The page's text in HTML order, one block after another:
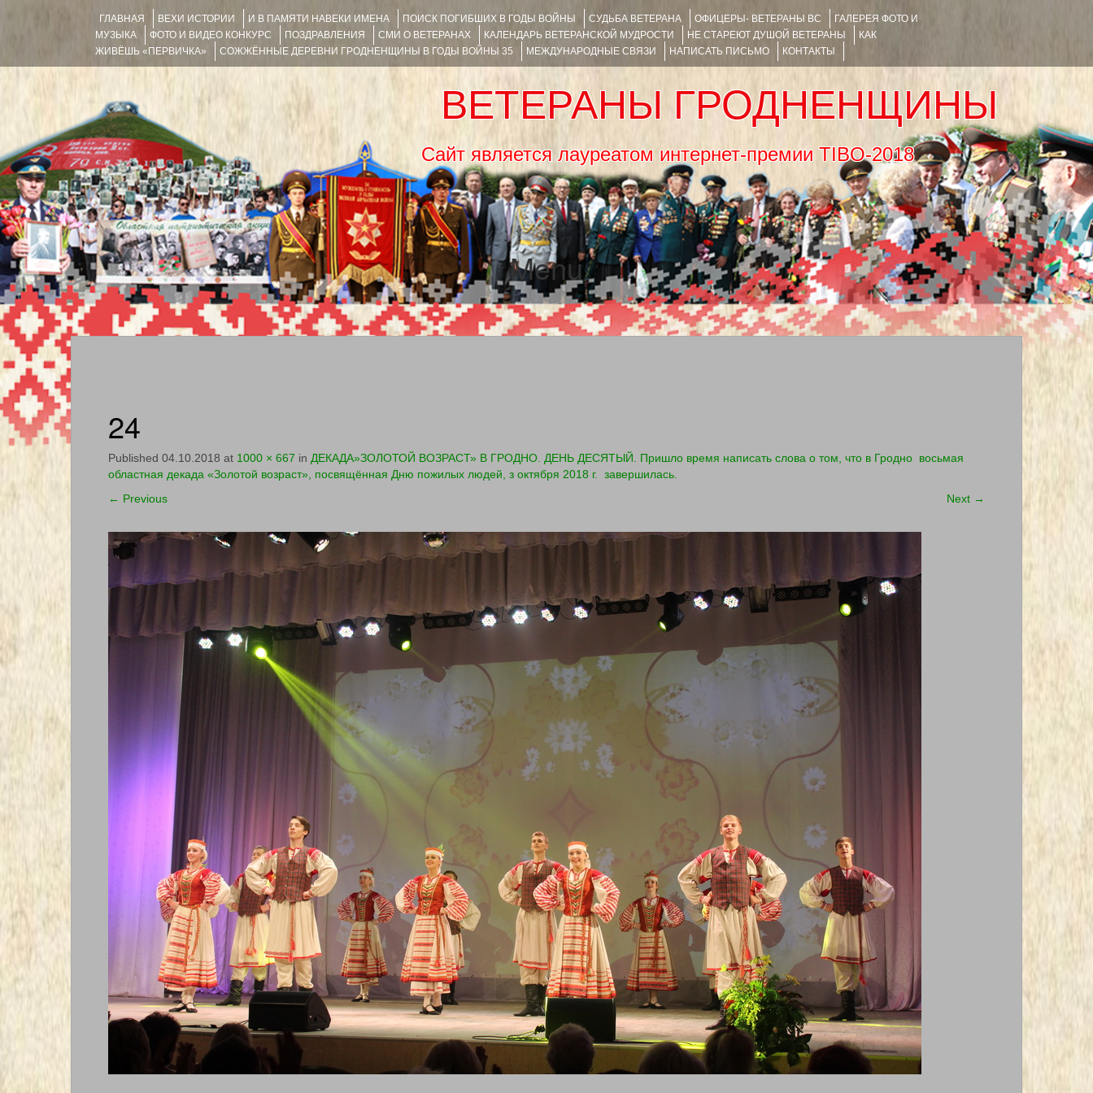
ГЛАВНАЯ ВЕХИ ИСТОРИИ И В ПАМЯТИ НАВЕКИ ИМЕНА ПОИСК ПОГИБШИХ В ГОДЫ ВОЙНЫ СУДЬБА ВЕТЕРАНА ОФИЦЕРЫ- ВЕТЕРАНЫ ВС
ГАЛЕРЕЯ ФОТО И
МУЗЫКА
ФОТО И ВИДЕО КОНКУРС ПОЗДРАВЛЕНИЯ СМИ О ВЕТЕРАНАХ КАЛЕНДАРЬ ВЕТЕРАНСКОЙ МУДРОСТИ НЕ СТАРЕЮТ ДУШОЙ ВЕТЕРАНЫ
КАК
ЖИВЁШЬ «ПЕРВИЧКА»
СОЖЖЁННЫЕ ДЕРЕВНИ ГРОДНЕНЩИНЫ В ГОДЫ ВОЙНЫ 35 МЕЖДУНАРОДНЫЕ СВЯЗИ НАПИСАТЬ ПИСЬМО КОНТАКТЫ
ВЕТЕРАНЫ ГРОДНЕНЩИНЫ
Сайт является лауреатом интернет-премии TIBO-2018
Menu
SKIP TO CONTENT
24
Published 04.10.2018 at 1000 × 667 in ДЕКАДА»ЗОЛОТОЙ ВОЗРАСТ» В ГРОДНО. ДЕНЬ ДЕСЯТЫЙ. Пришло время написать слова о том, что в Гродно восьмая
областная декада «Золотой возраст», посвящённая Дню пожилых людей, з октября 2018 г. завершилась.
← Previous Next →